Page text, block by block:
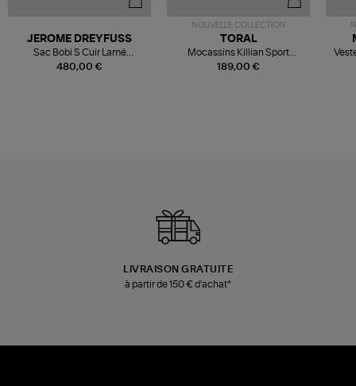
480,00 €
JEROME DREYFUSS
Sac Bobi S Cuir Lamé
Champagne
NOUVELLE COLLECTION
189,00 €
TORAL
Mocassins Killian Sport
Mousse
LIVRAISON GRATUITE
à partir de 150 € d'achat*